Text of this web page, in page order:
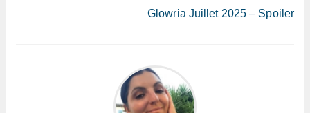
Glowria Juillet 2025 – Spoiler